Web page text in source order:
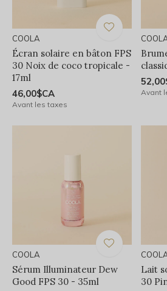
COOLA
Écran solaire en bâton FPS
30 Noix de coco tropicale -
17ml
46,00$CA
Avant les taxes
Avant
COOLA
Sérum Illuminateur Dew
Good FPS 30 - 35ml
Lait
30